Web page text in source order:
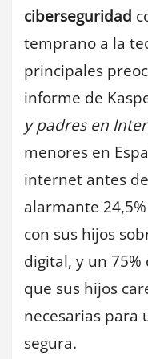
ciberseguridad
temprano a la
principales
informe de
y padres en
menores en
internet antes
alarmante
con sus hijos
digital, y un 75%
que sus hijos
necesarias para
segura.